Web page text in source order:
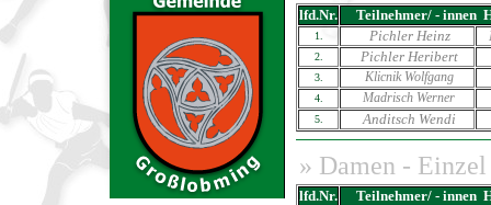
lfd.Nr. Teilnehmer/ - innen
1. Pichler Heinz
2. Pichler Heribert
3. Klicnik Wolfgang
4. Madrisch Werner
5. Anditsch Wendi
» Damen - Einzel
lfd.Nr. Teilnehmer/ - innen